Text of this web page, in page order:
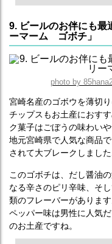
9. ビールのお伴にも
ーマーム ゴボチ」
photo by
宮崎名産のゴボウを薄切
チップスもお土産におす
ク菓子はごぼうの味わい
地元宮崎県で人気な商品
されて大ブレークしました
このゴボチは、だし醤油
なる辛さのピリ辛味、そ
類のフレーバーがありま
ペッパー味は男性に人気
のお土産ですね。